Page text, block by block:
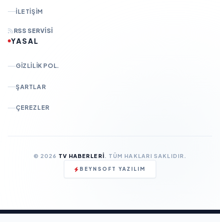
İLETIŞIM
RSS SERVISI
YASAL
GIZLILIK POL.
ŞARTLAR
ÇEREZLER
© 2026 TV HABERLERI. TÜM HAKLARI SAKLIDIR.
BEYNSOFT YAZILIM